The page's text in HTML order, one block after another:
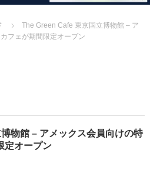
The Green Cafe 東京国立博物館 – ア
フェが期間限定オープン
物館 – アメックス会員向けの特
定オープン